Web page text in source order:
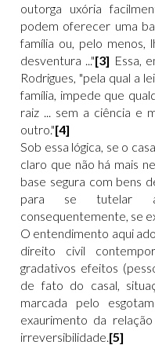
outorga uxória
podem oferecer uma
família ou, pelo menos,
desventura ..."[3] Essa,
Rodrigues, "pela qual a
família, impede que
raiz ... sem a ciência e
outro."[4]
Sob essa lógica, se o
claro que não há mais
base segura com bens
para se tutelar a
consequentemente, se
O entendimento aqui
direito civil
gradativos efeitos
de fato do casal,
marcada pelo
exaurimento da
irreversibilidade.[5]